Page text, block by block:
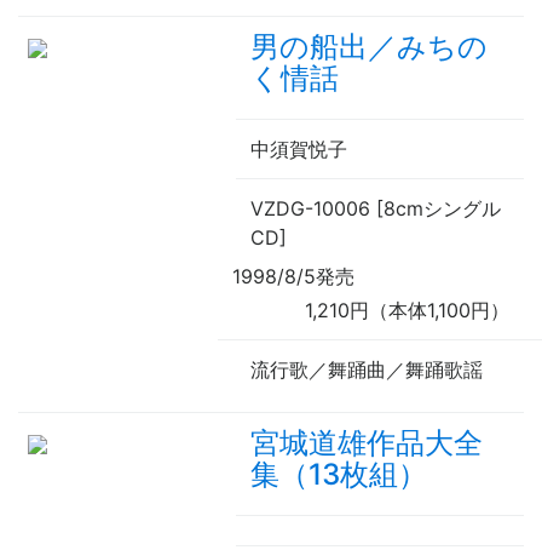
男の船出／みちの
く情話
中須賀悦子
VZDG-10006 [8cmシングル
CD]
1998/8/5発売
1,210円（本体1,100円）
流行歌／舞踊曲／舞踊歌謡
宮城道雄作品大全
集（13枚組）